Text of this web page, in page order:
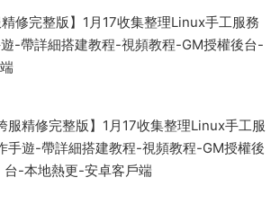
精修完整版】1月17收集整理Linux手工服務
-帶詳細搭建教程-視頻教程-GM授權後台-